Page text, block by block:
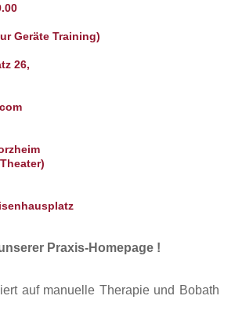
Geräte Training)
26,
Praxis-Homepage !
auf manuelle Therapie und Bobath